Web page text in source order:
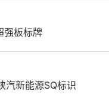
强板标牌
新能源SQ标识